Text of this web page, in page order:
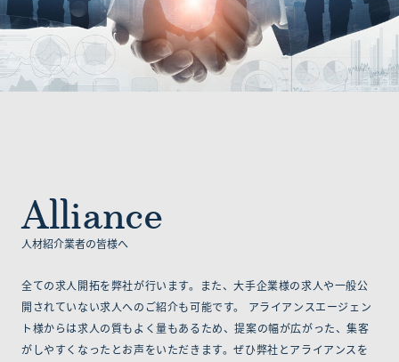
Alliance
人材紹介業者の皆様へ
全ての求人開拓を弊社が行います。また、大手企業様の求人や一般公
開されていない求人へのご紹介も可能です。 アライアンスエージェン
ト様からは求人の質もよく量もあるため、提案の幅が広がった、集客
がしやすくなったとお声をいただきます。ぜひ弊社とアライアンスを